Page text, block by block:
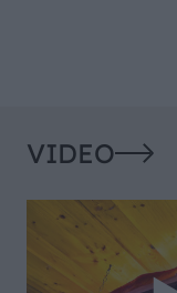
VIDEO